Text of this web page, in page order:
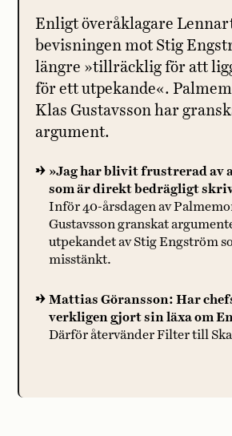
Enligt överåklagare
bevisningen mot Stig
längre »tillräcklig för att
för ett utpekande«.
Klas Gustavsson har
argument.
»Jag har blivit frustrerad av
som är direkt bedrägligt
Inför 40-årsdagen av
Gustavsson granskat
utpekandet av Stig Engström
misstänkt.
Mattias Göransson: Har
verkligen gjort sin läxa om
Därför återvänder Filter till